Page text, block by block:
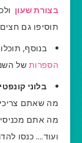
בצורת שעון
תוסיפו גם חצים
בנוסף,
הספרותשל השנה
בלוני
מה שאתם
מה אתם
ועוד…. כנסו